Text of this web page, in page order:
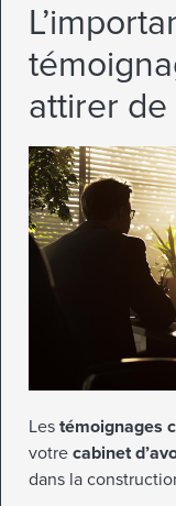
attirer
Les témoignages
votre cabinet
dans la